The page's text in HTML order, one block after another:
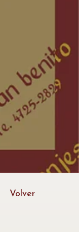
Volver